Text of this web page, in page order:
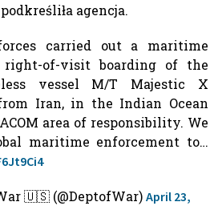
agencja.
carried out a maritime
of-visit boarding of the
vessel M/T Majestic X
Iran, in the Indian Ocean
area of responsibility. We
maritime enforcement to…
🇺🇸 (@DeptofWar) April 23,